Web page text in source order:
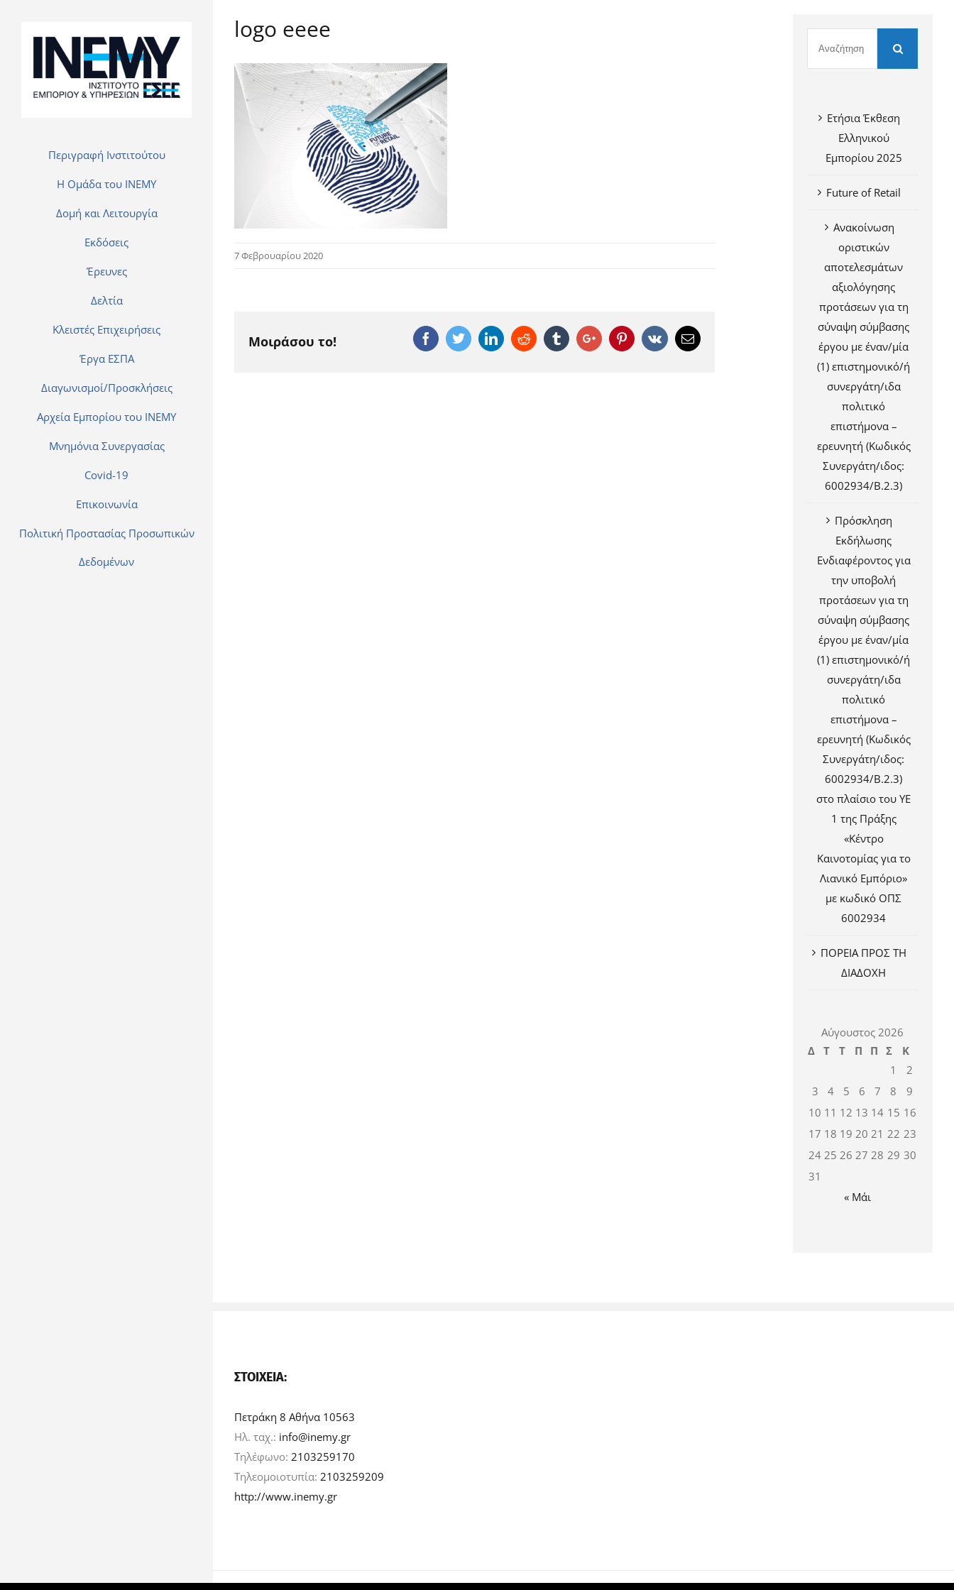
Περιγραφή Ινστιτούτου
H Ομάδα του INEMY
Δομή και Λειτουργία
Εκδόσεις
Έρευνες
Δελτία
Κλειστές Επιχειρήσεις
Έργα ΕΣΠΑ
Διαγωνισμοί/Προσκλήσεις
Αρχεία Εμπορίου του ΙΝΕΜΥ
Μνημόνια Συνεργασίας
Covid-19
Επικοινωνία
Πολιτική Προστασίας Προσωπικών
Δεδομένων
logo eeee
7 Φεβρουαρίου 2020
Μοιράσου το! FacebookTwitterLinkedinReddit TumblrGoogle+PinterestVk Email
Ετήσια Έκθεση
Ελληνικού
Εμπορίου 2025
Future of Retail
Ανακοίνωση
οριστικών
αποτελεσμάτων
αξιολόγησης
προτάσεων για τη
σύναψη σύμβασης
έργου με έναν/μία
(1) επιστημονικό/ή
συνεργάτη/ιδα
πολιτικό
επιστήμονα –
ερευνητή (Κωδικός
Συνεργάτη/ιδος:
6002934/Β.2.3)
Πρόσκληση
Εκδήλωσης
Ενδιαφέροντος για
την υποβολή
προτάσεων για τη
σύναψη σύμβασης
έργου με έναν/μία
(1) επιστημονικό/ή
συνεργάτη/ιδα
πολιτικό
επιστήμονα –
ερευνητή (Κωδικός
Συνεργάτη/ιδος:
6002934/Β.2.3)
στο πλαίσιο του ΥΕ
1 της Πράξης
«Κέντρο
Καινοτομίας για το
Λιανικό Εμπόριο»
με κωδικό ΟΠΣ
6002934
ΠΟΡΕΙΑ ΠΡΟΣ ΤΗ
ΔΙΑΔΟΧΗ
Αύγουστος 2026
Δ
Τ Τ Π Π Σ
Κ
1
2
3
4 5 6 7 8
9
10 11 12 13 14 15 16
17 18 19 20 21 22 23
24 25 26 27 28 29 30
31
« Μάι
ΣΤΟΙΧΕΊΑ:
Πετράκη 8 Αθήνα 10563
Ηλ. ταχ.: info@inemy.gr
Τηλέφωνο: 2103259170
Τηλεομοιοτυπία: 2103259209
http://www.inemy.gr